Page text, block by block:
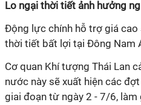
Lo ngại thời tiết ảnh hưởng
Động lực chính hỗ trợ giá
thời tiết bất lợi tại Đông Nam
Cơ quan Khí tượng Thái Lan
nước này sẽ xuất hiện các
giai đoạn từ ngày 2 - 7/6,